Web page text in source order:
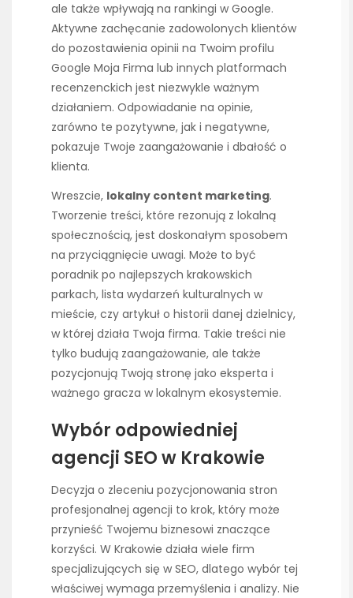
ale także wpływają na rankingi w Google.
Aktywne zachęcanie zadowolonych klientów
do pozostawienia opinii na Twoim profilu
Google Moja Firma lub innych platformach
recenzenckich jest niezwykle ważnym
działaniem. Odpowiadanie na opinie,
zarówno te pozytywne, jak i negatywne,
pokazuje Twoje zaangażowanie i dbałość o
klienta.
Wreszcie, lokalny content marketing.
Tworzenie treści, które rezonują z lokalną
społecznością, jest doskonałym sposobem
na przyciągnięcie uwagi. Może to być
poradnik po najlepszych krakowskich
parkach, lista wydarzeń kulturalnych w
mieście, czy artykuł o historii danej dzielnicy,
w której działa Twoja firma. Takie treści nie
tylko budują zaangażowanie, ale także
pozycjonują Twoją stronę jako eksperta i
ważnego gracza w lokalnym ekosystemie.
Wybór odpowiedniej
agencji SEO w Krakowie
Decyzja o zleceniu pozycjonowania stron
profesjonalnej agencji to krok, który może
przynieść Twojemu biznesowi znaczące
korzyści. W Krakowie działa wiele firm
specjalizujących się w SEO, dlatego wybór tej
właściwej wymaga przemyślenia i analizy. Nie